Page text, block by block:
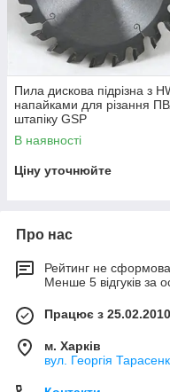
Пила дискова підрізна з
напайками для різання
штапіку GSP
В наявності
Ціну уточнюйте
Про нас
Рейтинг не
Менше 5 відгуків за
Працює з 25.02.2010
м. Харків
вул. Георгія